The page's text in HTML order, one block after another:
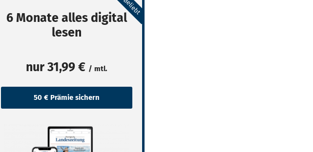
Beliebt
6 Monate alles digital
lesen
nur 31,99 € / mtl.